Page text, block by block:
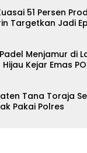
51 Persen
Targetkan Jadi
Menjamur di
Kejar Emas
Tana Toraja
Pakai Polres